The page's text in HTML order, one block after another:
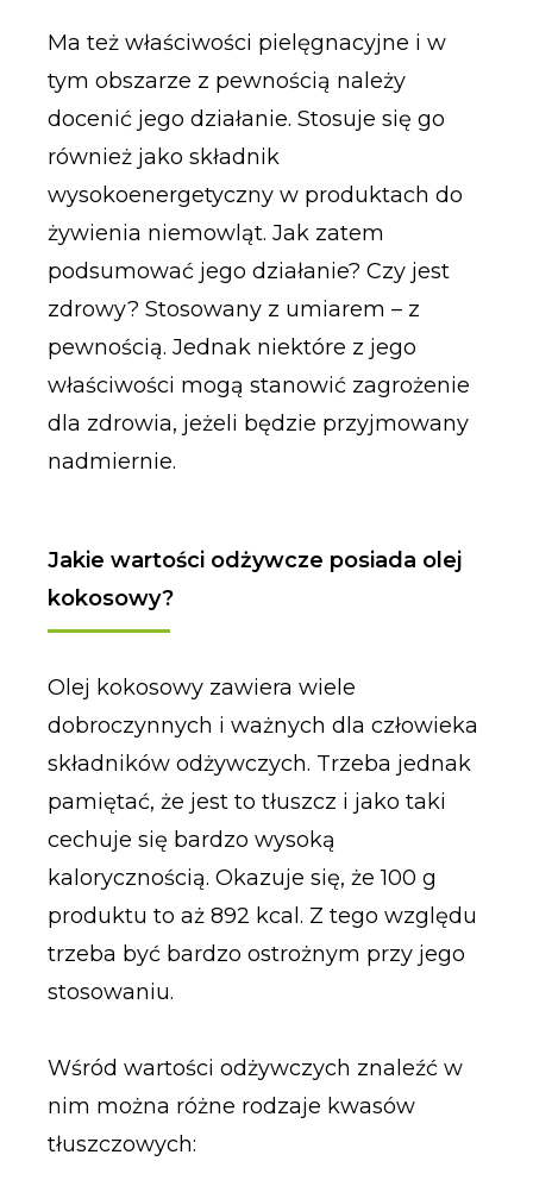
Ma też właściwości pielęgnacyjne i w
tym obszarze z pewnością należy
docenić jego działanie. Stosuje się go
również jako składnik
wysokoenergetyczny w produktach do
żywienia niemowląt. Jak zatem
podsumować jego działanie? Czy jest
zdrowy? Stosowany z umiarem – z
pewnością. Jednak niektóre z jego
właściwości mogą stanowić zagrożenie
dla zdrowia, jeżeli będzie przyjmowany
nadmiernie.
Jakie wartości odżywcze posiada olej
kokosowy?
Olej kokosowy zawiera wiele
dobroczynnych i ważnych dla człowieka
składników odżywczych. Trzeba jednak
pamiętać, że jest to tłuszcz i jako taki
cechuje się bardzo wysoką
kalorycznością. Okazuje się, że 100 g
produktu to aż 892 kcal. Z tego względu
trzeba być bardzo ostrożnym przy jego
stosowaniu.
Wśród wartości odżywczych znaleźć w
nim można różne rodzaje kwasów
tłuszczowych: